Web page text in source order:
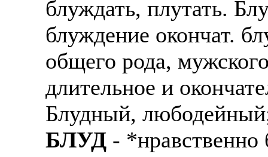
Также смотрите
отправке в другие
А также
рабочий,
стикеровщик.
# работа за границей
В таких банках, как
Промсвязьбанк,
А также в компаниях:
СДЭК, ПЭК и т.д.
В направлениях: без
консультирование,
блуждать, плутать.
блуждение окончат.
общего рода,
длительное и
Блудный,
БЛУД -